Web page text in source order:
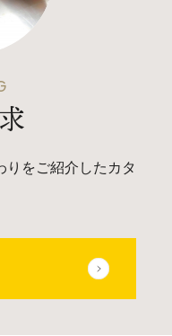
りをご紹介したカタ